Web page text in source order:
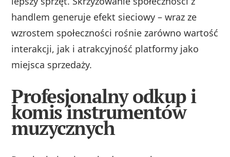
handlem generuje efekt sieciowy – wraz ze
wzrostem społeczności rośnie zarówno wartość
interakcji, jak i atrakcyjność platformy jako
miejsca sprzedaży.
Profesjonalny odkup i
komis instrumentów
muzycznych